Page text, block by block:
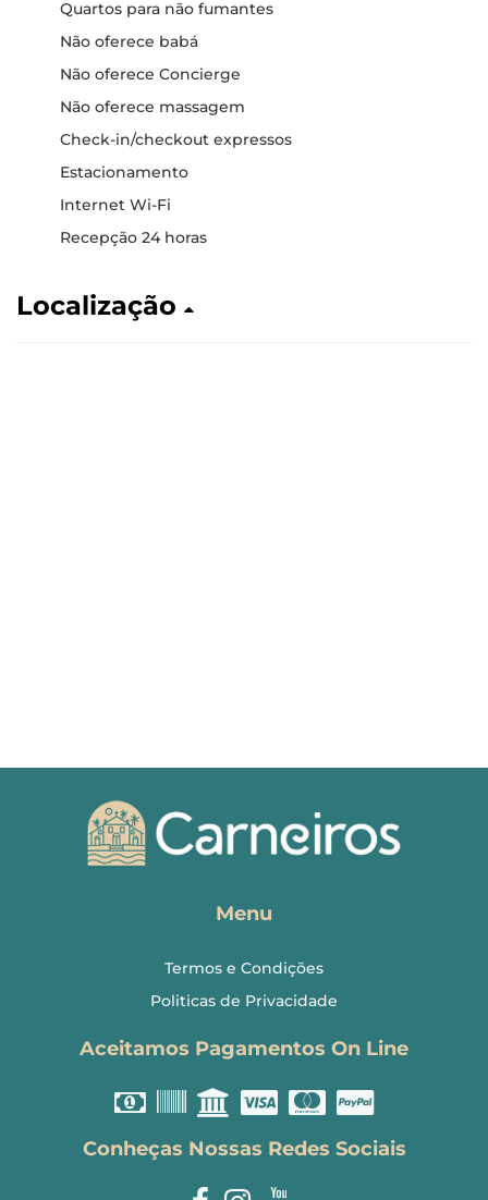
Quartos para não fumantes
Não oferece babá
Não oferece Concierge
Não oferece massagem
Check-in/checkout expressos
Estacionamento
Internet Wi-Fi
Recepção 24 horas
Localização
Menu
Termos e Condições
Politicas de Privacidade
Aceitamos Pagamentos On Line
Conheças Nossas Redes Sociais